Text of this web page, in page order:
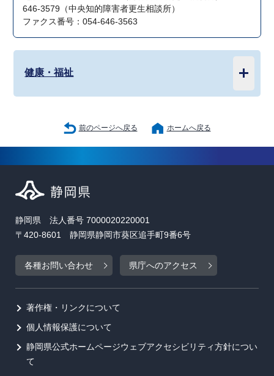
646-3579（中央知的障害者更生相談所）
ファクス番号：054-646-3563
健康・福祉
前のページへ戻る ホームへ戻る
静岡県 法人番号 7000020220001
〒420-8601 静岡県静岡市葵区追手町9番6号
各種お問い合わせ 県庁へのアクセス
著作権・リンクについて
個人情報保護について
静岡県公式ホームページウェブアクセシビリティ方針につい
て